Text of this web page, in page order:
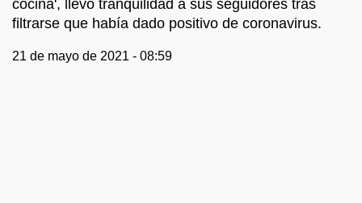
cocina', llevó tranquilidad a sus seguidores tras
filtrarse que había dado positivo de coronavirus.
21 de mayo de 2021 - 08:59